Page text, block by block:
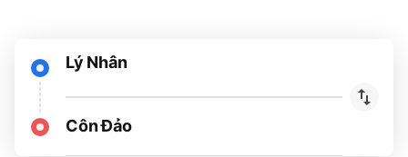
Lý Nhân
Côn Đảo